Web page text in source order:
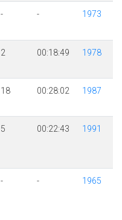
- - 1973
2 00:18:49 1978
18 00:28:02 1987
5 00:22:43 1991
- - 1965